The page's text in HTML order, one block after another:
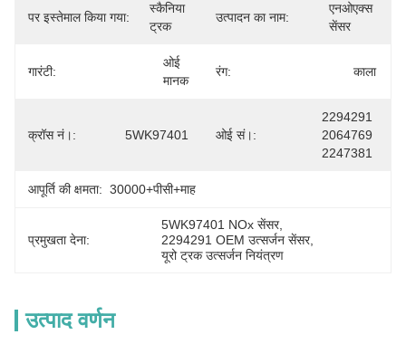
पर इस्तेमाल किया गया:
स्कैनिया
ट्रक
उत्पादन का नाम:
एनओएक्स
सेंसर
गारंटी:
ओई
मानक
रंग: काला
क्रॉस नं।: 5WK97401 ओई सं।:
2294291
2064769
2247381
आपूर्ति की क्षमता: 30000+पीसी+माह
प्रमुखता देना:
5WK97401 NOx सेंसर,
2294291 OEM उत्सर्जन सेंसर,
यूरो ट्रक उत्सर्जन नियंत्रण
उत्पाद वर्णन